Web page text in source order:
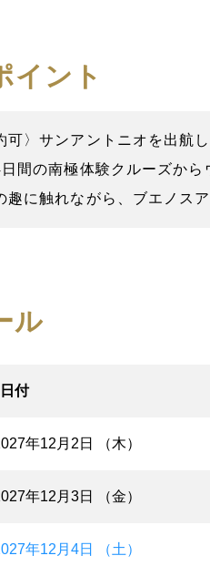
イント
可〉サンアントニオを出航
間の南極体験クルーズか
趣に触れながら、ブエノス
ル
日付
年12月2日 （木）
年12月3日 （金）
年12月4日 （土）